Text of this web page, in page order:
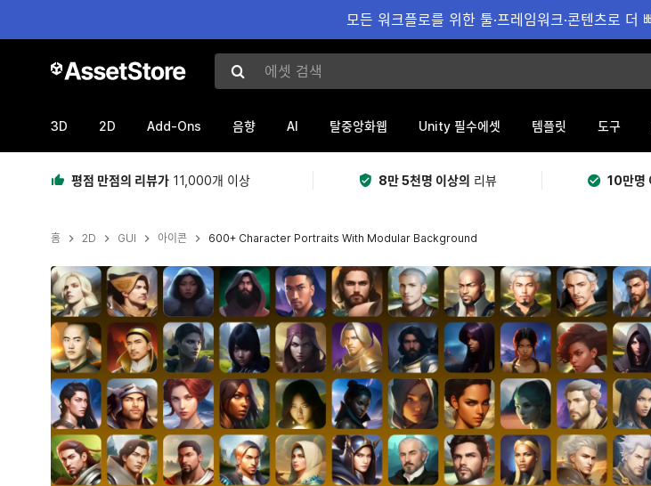
모든 워크플로를 위한 툴·프레임워크·콘텐츠로
에셋 검색
3D 2D Add-Ons 음향 AI 탈중앙화웹 Unity 필수에셋 템플릿 도구
평점 만점의 리뷰가 11,000개 이상 8만 5천명 이상의 리뷰 10만명
홈 2D GUI 아이콘 600+ Character Portraits With Modular Background
현재 슬라이드: 1 / 15